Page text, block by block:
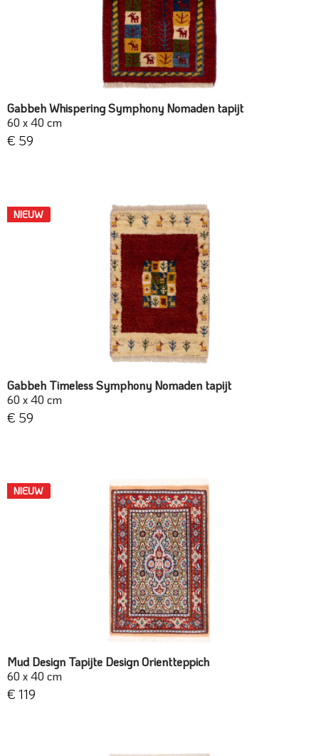
Gabbeh Whispering Symphony Nomaden tapijt
60 x 40 cm
€ 59
NIEUW
Gabbeh Timeless Symphony Nomaden tapijt
60 x 40 cm
€ 59
NIEUW
Mud Design Tapijte Design Orientteppich
60 x 40 cm
€ 119